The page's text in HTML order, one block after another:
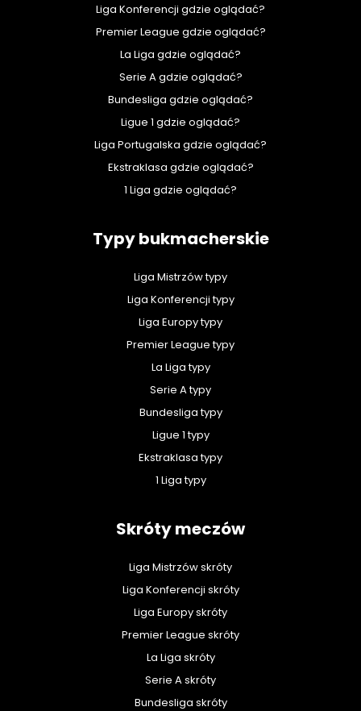
Liga Konferencji gdzie oglądać?
Premier League gdzie oglądać?
La Liga gdzie oglądać?
Serie A gdzie oglądać?
Bundesliga gdzie oglądać?
Ligue 1 gdzie oglądać?
Liga Portugalska gdzie oglądać?
Ekstraklasa gdzie oglądać?
1 Liga gdzie oglądać?
Typy bukmacherskie
Liga Mistrzów typy
Liga Konferencji typy
Liga Europy typy
Premier League typy
La Liga typy
Serie A typy
Bundesliga typy
Ligue 1 typy
Ekstraklasa typy
1 Liga typy
Skróty meczów
Liga Mistrzów skróty
Liga Konferencji skróty
Liga Europy skróty
Premier League skróty
La Liga skróty
Serie A skróty
Bundesliga skróty